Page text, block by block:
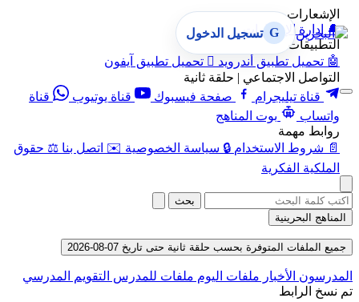
الإشعارات
🔔 إدارة الإشعارات
التطبيقات
🤖 تحميل تطبيق أندرويد  تحميل تطبيق آيفون
التواصل الاجتماعي | حلقة ثانية
قناة تيليجرام
صفحة فيسبوك قناة يوتيوب
قناة
واتساب
بوت المناهج
روابط مهمة
📄 شروط الاستخدام 🔒 سياسة الخصوصية ✉️ اتصل بنا ⚖️ حقوق
الملكية الفكرية
G تسجيل الدخول
بحث
المناهج البحرينية
جميع الملفات المتوفرة بحسب حلقة ثانية حتى تاريخ 07-08-2026
المدرسون الأخبار ملفات اليوم ملفات للمدرس التقويم المدرسي
تم نسخ الرابط